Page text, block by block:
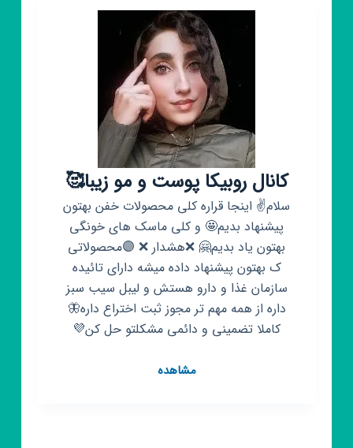
کانال روبیکا پوست و مو زیبا🥰
سلام✌ اینجا قراره کلی محصولات خفن بهتون
پیشنهاد بدیم🤩 و کلی ماسک های خونگی
بهتون یاد بدیم🤗 ❌هشدار ❌ 🟣محصولاتی
ک بهتون پیشنهاد داده میشه دارای تائیده
سازمان غذا و دارو هستش و لیبل سیب سبز
داره از همه مهم تر مجوز ثبت اختراع داره🦋
کاملا تضمینی و دائمی مشکلتو حل کن💜
مشاهدهکانال